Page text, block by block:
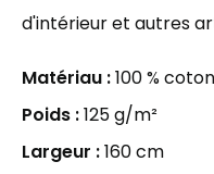
d'intérieur et autres
Matériau :100 % coton
Poids :125 g/m²
Largeur :160 cm